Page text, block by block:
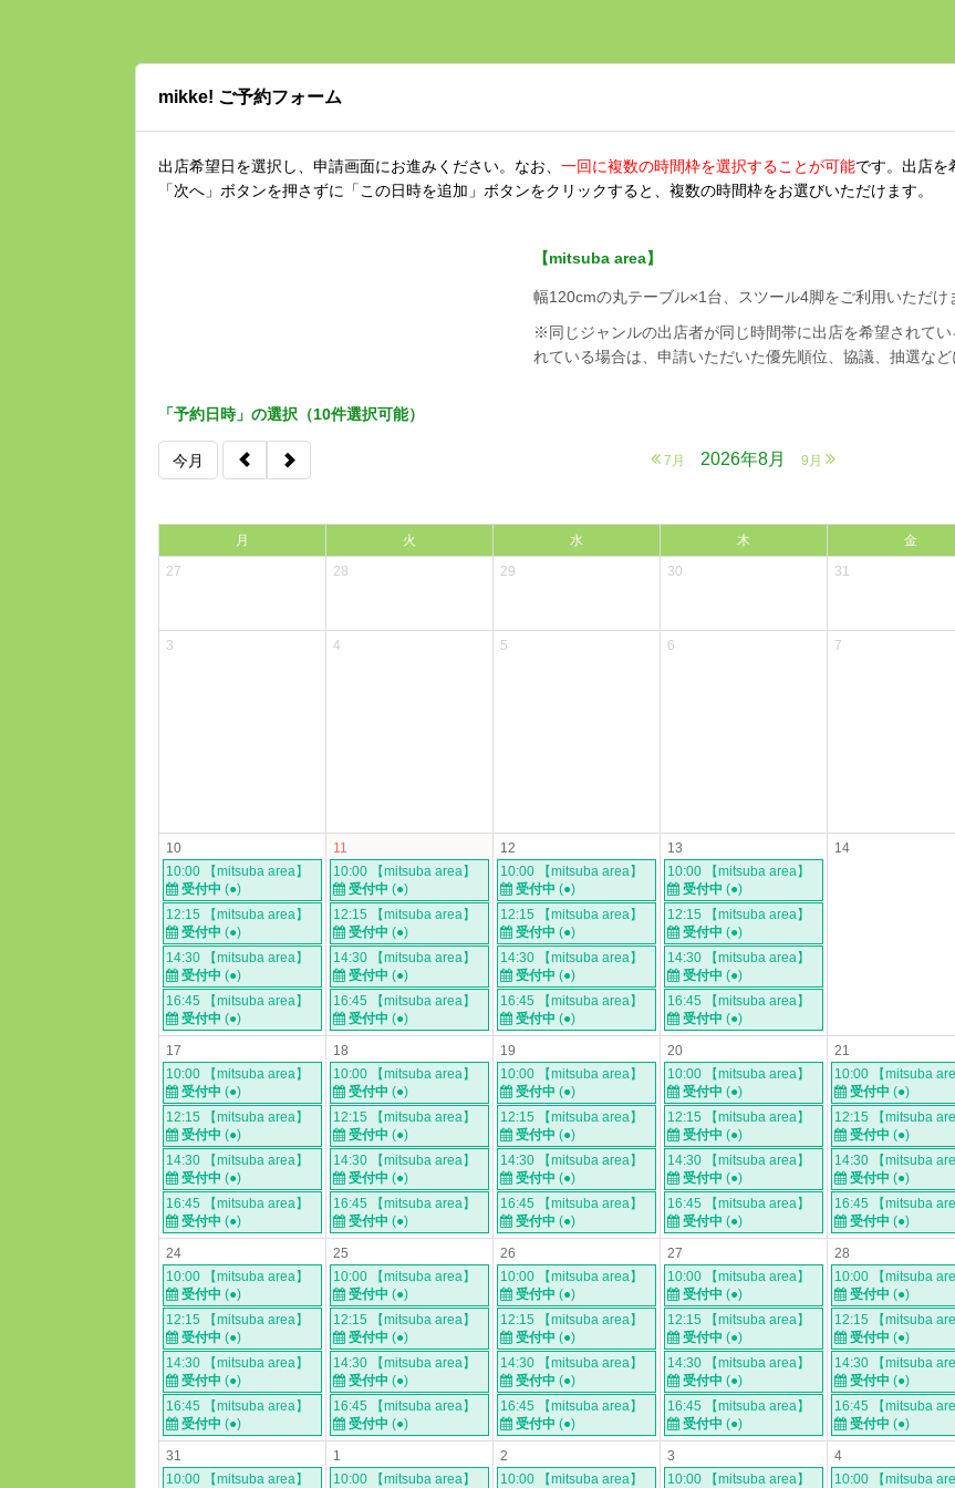
mikke! ご予約フォーム
出店希望日を選択し、申請画面にお進みください。なお、 一回に複数の時間枠を選択することが可能です。出店を
「次へ」ボタンを押さずに「この日時を追加」ボタンをクリックすると、複数の時間枠をお選びいただけます。
【mitsuba area】
幅120cmの丸テーブル×1台、スツール4脚をご利用いただけ
※同じジャンルの出店者が同じ時間帯に出店を希望されて
れている場合は、申請いただいた優先順位、協議、抽選な
「予約日時」の選択（10件選択可能）
今月 7月 2026年8月 9月
月 火 水 木 金
27
28 29 30 31
3 4 5 6 7
10
10:00 【mitsuba area】
受付中 (●)
12:15 【mitsuba area】
受付中 (●)
14:30 【mitsuba area】
受付中 (●)
16:45 【mitsuba area】
受付中 (●)
11
10:00 【mitsuba area】
受付中 (●)
12:15 【mitsuba area】
受付中 (●)
14:30 【mitsuba area】
受付中 (●)
16:45 【mitsuba area】
受付中 (●)
12
10:00 【mitsuba area】
受付中 (●)
12:15 【mitsuba area】
受付中 (●)
14:30 【mitsuba area】
受付中 (●)
16:45 【mitsuba area】
受付中 (●)
13
10:00 【mitsuba area】
受付中 (●)
12:15 【mitsuba area】
受付中 (●)
14:30 【mitsuba area】
受付中 (●)
16:45 【mitsuba area】
受付中 (●)
14
17
10:00 【mitsuba area】
受付中 (●)
12:15 【mitsuba area】
受付中 (●)
14:30 【mitsuba area】
受付中 (●)
16:45 【mitsuba area】
受付中 (●)
18
10:00 【mitsuba area】
受付中 (●)
12:15 【mitsuba area】
受付中 (●)
14:30 【mitsuba area】
受付中 (●)
16:45 【mitsuba area】
受付中 (●)
19
10:00 【mitsuba area】
受付中 (●)
12:15 【mitsuba area】
受付中 (●)
14:30 【mitsuba area】
受付中 (●)
16:45 【mitsuba area】
受付中 (●)
20
10:00 【mitsuba area】
受付中 (●)
12:15 【mitsuba area】
受付中 (●)
14:30 【mitsuba area】
受付中 (●)
16:45 【mitsuba area】
受付中 (●)
21
10:00 【mitsuba
受付中 (●)
12:15 【mitsuba
受付中 (●)
14:30 【mitsuba
受付中 (●)
16:45 【mitsuba
受付中 (●)
24
10:00 【mitsuba area】
受付中 (●)
12:15 【mitsuba area】
受付中 (●)
14:30 【mitsuba area】
受付中 (●)
16:45 【mitsuba area】
受付中 (●)
25
10:00 【mitsuba area】
受付中 (●)
12:15 【mitsuba area】
受付中 (●)
14:30 【mitsuba area】
受付中 (●)
16:45 【mitsuba area】
受付中 (●)
26
10:00 【mitsuba area】
受付中 (●)
12:15 【mitsuba area】
受付中 (●)
14:30 【mitsuba area】
受付中 (●)
16:45 【mitsuba area】
受付中 (●)
27
10:00 【mitsuba area】
受付中 (●)
12:15 【mitsuba area】
受付中 (●)
14:30 【mitsuba area】
受付中 (●)
16:45 【mitsuba area】
受付中 (●)
28
10:00 【mitsuba
受付中 (●)
12:15 【mitsuba
受付中 (●)
14:30 【mitsuba
受付中 (●)
16:45 【mitsuba
受付中 (●)
31
10:00 【mitsuba area】
1
10:00 【mitsuba area】
2
10:00 【mitsuba area】
3
10:00 【mitsuba area】
4
10:00 【mitsuba